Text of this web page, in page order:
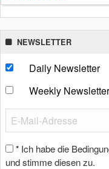
NEWSLETTER
Daily Newsletter
Weekly Newsletter
* Ich habe die
und stimme diesen zu.